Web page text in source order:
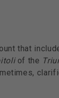
that
of the